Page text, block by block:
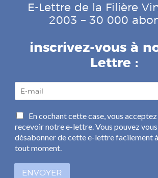
E-Lettre de la Filière
2003 – 30 000
inscrivez-vous à
Lettre :
a
i
l
*
C
a
s
e
à
En cochant cette case, vous
recevoir notre e-lettre. Vous pouvez vous
désabonner de cette e-lettre facilement à
tout moment.
ENVOYER